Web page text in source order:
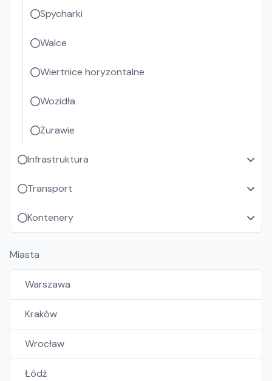
Spycharki
Walce
Wiertnice horyzontalne
Wozidła
Żurawie
Infrastruktura
Transport
Kontenery
Miasta
Warszawa
Kraków
Wrocław
Łódź